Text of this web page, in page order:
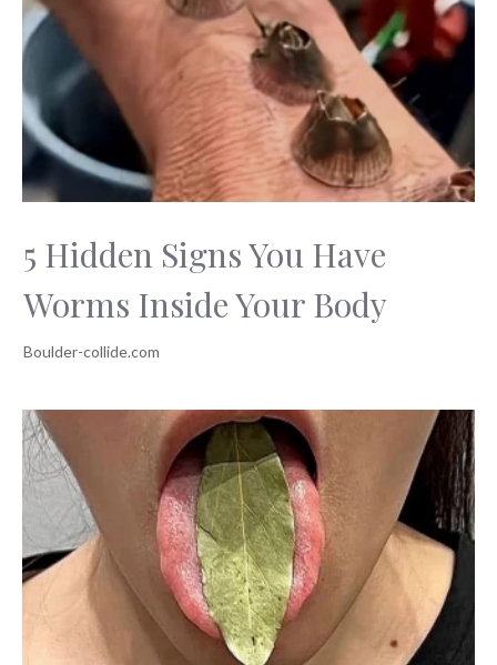
5 Hidden Signs You Have
Worms Inside Your Body